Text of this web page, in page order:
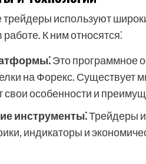
используют
К ним относятся⁚
Это программное
на Форекс. Существует
свои особенности и
инструменты⁚Трейдеры
индикаторы и